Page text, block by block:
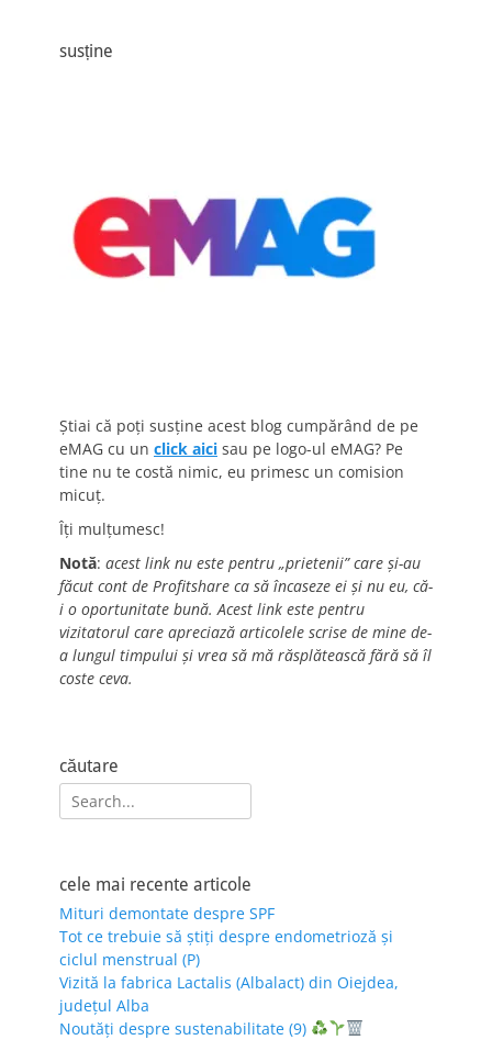
susține
Știai că poți susține acest blog cumpărând de pe
eMAG cu un click aici sau pe logo-ul eMAG? Pe
tine nu te costă nimic, eu primesc un comision
micuț.
Îți mulțumesc!
Notă: acest link nu este pentru „prietenii” care și-au
făcut cont de Profitshare ca să încaseze ei și nu eu, că-
i o oportunitate bună. Acest link este pentru
vizitatorul care apreciază articolele scrise de mine de-
a lungul timpului și vrea să mă răsplătească fără să îl
coste ceva.
căutare
Search
for:
cele mai recente articole
Mituri demontate despre SPF
Tot ce trebuie să știți despre endometrioză și
ciclul menstrual (P)
Vizită la fabrica Lactalis (Albalact) din Oiejdea,
județul Alba
Noutăți despre sustenabilitate (9)